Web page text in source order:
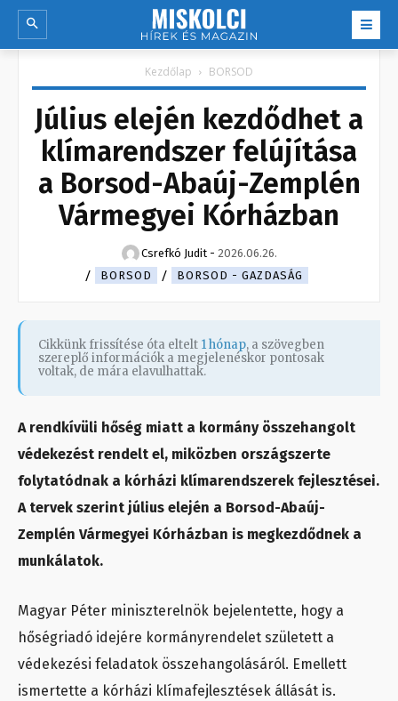
Kezdőlap BORSOD
Július elején kezdődhet a
klímarendszer felújítása
a Borsod-Abaúj-Zemplén
Vármegyei Kórházban
Csrefkó Judit - 2026.06.26.
BORSOD
BORSOD - GAZDASÁG
Cikkünk frissítése óta eltelt 1 hónap, a szövegben
szereplő információk a megjelenéskor pontosak
voltak, de mára elavulhattak.
A rendkívüli hőség miatt a kormány összehangolt
védekezést rendelt el, miközben országszerte
folytatódnak a kórházi klímarendszerek fejlesztései.
A tervek szerint július elején a Borsod-Abaúj-
Zemplén Vármegyei Kórházban is megkezdődnek a
munkálatok.
Magyar Péter miniszterelnök bejelentette, hogy a
hőségriadó idejére kormányrendelet született a
védekezési feladatok összehangolásáról. Emellett
ismertette a kórházi klímafejlesztések állását is.